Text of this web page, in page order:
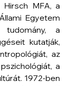
Hirsch MFA, a
Egyetem
tudomány, a
kutatják,
az
a
1972-ben